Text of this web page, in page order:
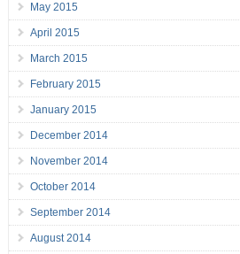
May 2015
April 2015
March 2015
February 2015
January 2015
December 2014
November 2014
October 2014
September 2014
August 2014